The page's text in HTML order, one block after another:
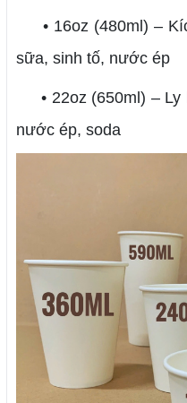
• 16oz (480ml) –
sữa, sinh tố, nước ép
• 22oz (650ml) – Ly
nước ép, soda